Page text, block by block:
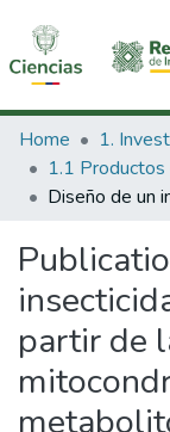
Communities &
All of DSpace
Home
partir de